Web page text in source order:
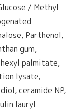
/ Methyl
Panthenol,
gum,
palmitate,
lysate,
ceramide NP,
lauryl